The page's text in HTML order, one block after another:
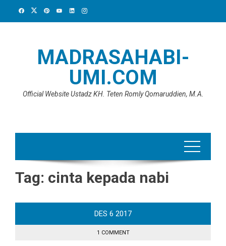
MADRASAHABI-
UMI.COM
Official Website Ustadz KH. Teten Romly Qomaruddien, M.A.
Tag: cinta kepada nabi
DES 6 2017
1 COMMENT